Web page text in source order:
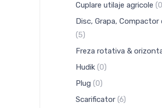
Cuplare utilaje agricole
Disc, Grapa, Compactor
(5)
Freza rotativa &
Hudik (0)
Plug (0)
Scarificator (6)